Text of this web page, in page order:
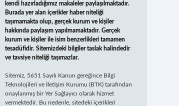
kendi hazırladığımız makaleler paylaşılmaktadır.
Burada yer alan içerikler haber niteliği
taşımamakta olup, gerçek kurum ve kişiler
hakkında paylaşım yapılmamaktadır. Gerçek
kurum ve kişiler ile isim benzerlikleri tamamen
tesadüfidir. Sitemizdeki bilgiler taslak halindedir
ve tavsiye niteliği taşımazlar.
Sitemiz, 5651 Sayılı Kanun gereğince Bilgi
Teknolojileri ve İletişim Kurumu (BTK) tarafından
onaylanmış bir Yer Sağlayıcı olarak hizmet
vermektedir. Bu nedenle, sitedeki içerikleri